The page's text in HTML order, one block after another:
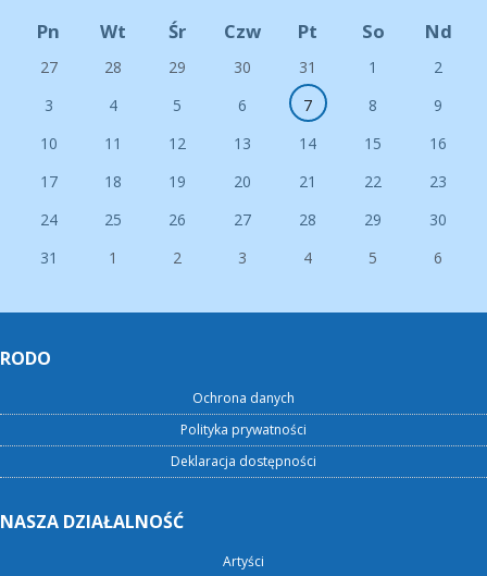
Pn Wt Śr Czw Pt So Nd
27 28 29 30 31 1
2
3
4 5 6 7 8
9
10
11 12 13 14 15
16
17
18 19 20 21 22
23
24
25 26 27 28 29
30
31
1 2 3 4 5 6
RODO
Ochrona danych
Polityka prywatności
Deklaracja dostępności
NASZA DZIAŁALNOŚĆ
Artyści